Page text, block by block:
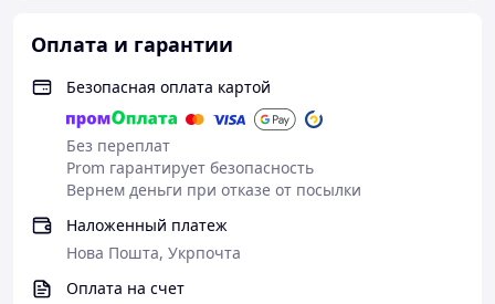
Оплата и гарантии
Безопасная оплата картой
Без переплат
Prom гарантирует безопасность
Вернем деньги при отказе от посылки
Наложенный платеж
Нова Пошта, Укрпочта
Оплата на счет